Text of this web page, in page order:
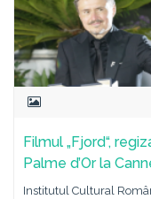
Filmul „Fjord“,
Palme d’Or la
Institutul Cultural